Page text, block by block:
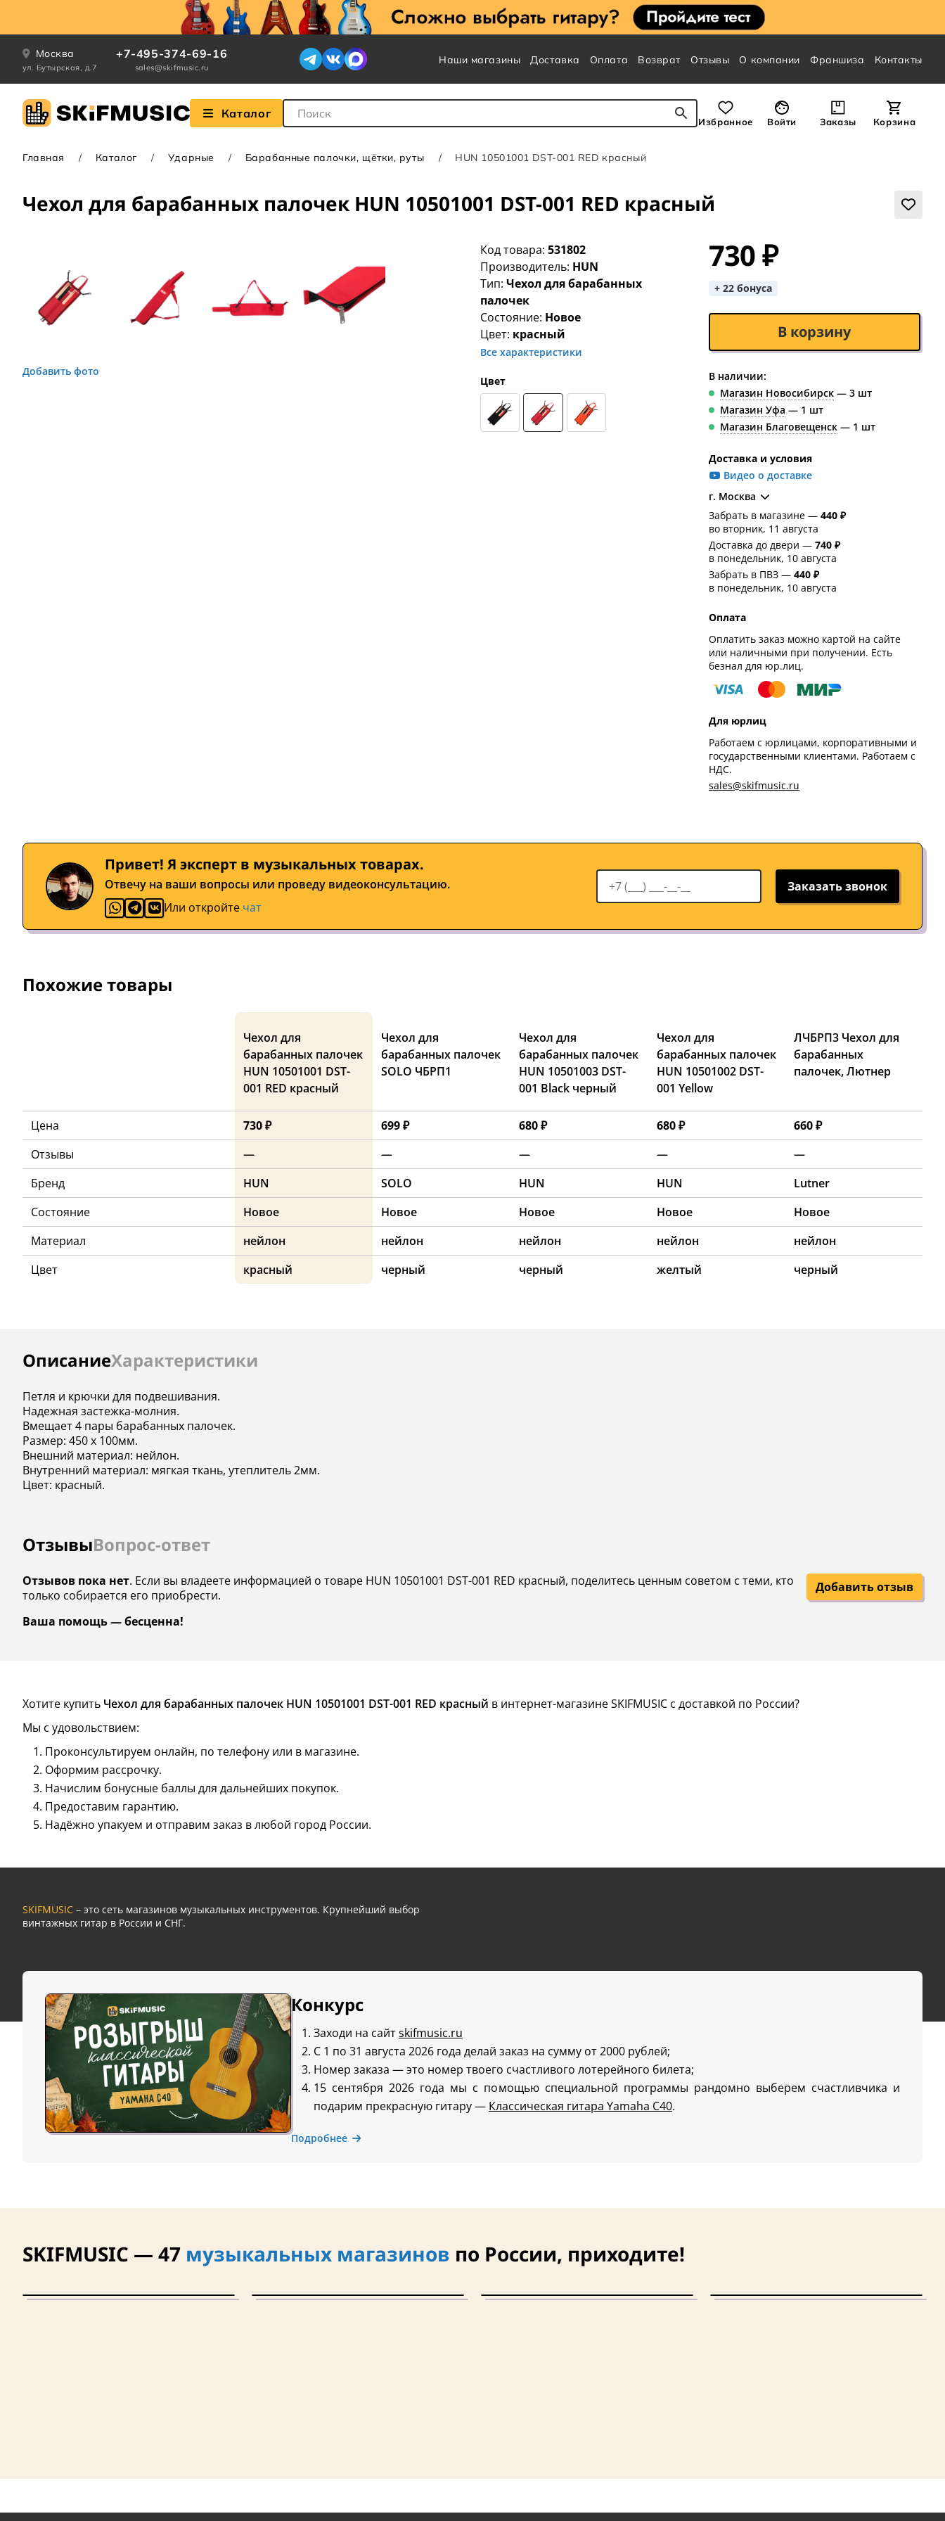
Москва
ул. Бутырская, д.7
+7-495-374-69-16
sales@skifmusic.ru
Наши магазины Доставка Оплата Возврат Отзывы О компании Франшиза Контакты
Каталог Поле для Поиска
Избранное Войти Заказы Корзина
Главная Каталог Ударные Барабанные палочки, щётки, руты HUN 10501001 DST-001 RED красный
Чехол для барабанных палочек HUN 10501001 DST-001 RED красный
Добавить фото
Код товара:531802
Производитель: HUN
Тип:Чехол для барабанных
палочек
Состояние: Новое
Цвет: красный
Все характеристики
Цвет
730 ₽
+ 22 бонуса
В корзину
В наличии:
Магазин Новосибирск— 3 шт
Магазин Уфа — 1 шт
Магазин Благовещенск— 1 шт
Доставка и условия
Видео о доставке
г. Москва
Забрать в магазине — 440 ₽
во вторник, 11 августа
Доставка до двери — 740 ₽
в понедельник, 10 августа
Забрать в ПВЗ — 440 ₽
в понедельник, 10 августа
Оплата
Оплатить заказ можно картой на сайте
или наличными при получении. Есть
безнал для юр.лиц.
Для юрлиц
Работаем с юрлицами, корпоративными и
государственными клиентами. Работаем с
НДС.
sales@skifmusic.ru
Привет! Я эксперт в музыкальных товарах.
Отвечу на ваши вопросы или проведу видеоконсультацию.
Или откройте чат
Заказать звонок
Похожие товары
Чехол для
барабанных палочек
HUN 10501001 DST-
001 RED красный
Чехол для
барабанных палочек
SOLO ЧБРП1
Чехол для
барабанных палочек
HUN 10501003 DST-
001 Black черный
Чехол для
барабанных палочек
HUN 10501002 DST-
001 Yellow
ЛЧБРП3 Чехол для
барабанных
палочек, Лютнер
Цена 730 ₽ 699 ₽ 680 ₽ 680 ₽
660 ₽
Отзывы
— — — —
—
Бренд
HUN SOLO HUN HUN
Lutner
Состояние
Новое Новое Новое Новое
Новое
Материал
нейлон нейлон нейлон нейлон
нейлон
Цвет
красный черный черный желтый черный
ОписаниеХарактеристики
Инструкции
Петля и крючки для подвешивания.
Надежная застежка-молния.
Вмещает 4 пары барабанных палочек.
Размер: 450 х 100мм.
Внешний материал: нейлон.
Внутренний материал: мягкая ткань, утеплитель 2мм.
Цвет: красный.
ОтзывыВопрос-ответ
Отзывов пока нет. Если вы владеете информацией о товаре HUN 10501001 DST-001 RED красный, поделитесь ценным советом с теми, кто
только собирается его приобрести.
Ваша помощь — бесценна!
Добавить отзыв
Хотите купить Чехол для барабанных палочек HUN 10501001 DST-001 RED красный в интернет-магазине SKIFMUSIC с доставкой по России?
Мы с удовольствием:
Проконсультируем онлайн, по телефону или в магазине.
Оформим рассрочку.
Начислим бонусные баллы для дальнейших покупок.
Предоставим гарантию.
Надёжно упакуем и отправим заказ в любой город России.
SKIFMUSIC – это сеть магазинов музыкальных инструментов. Крупнейший выбор
винтажных гитар в России и СНГ.
Конкурс
Заходи на сайтskifmusic.ru
С 1 по 31 августа 2026 года делай заказ на сумму от 2000 рублей;
Номер заказа — это номер твоего счастливого лотерейного билета;
15 сентября 2026 года мы с помощью специальной программы рандомно выберем счастливчика и
подарим прекрасную гитару — Классическая гитара Yamaha C40.
Подробнее
SKIFMUSIC — 47 музыкальных магазинов по России, приходите!